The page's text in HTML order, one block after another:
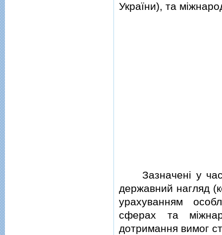
України), та
Зазначенi у
державний нагляд
урахуванням
сферах та
дотримання вимог